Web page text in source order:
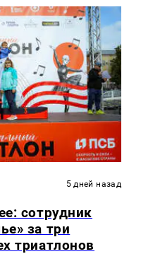
5 дней назад
сотрудник
за три
триатлонов